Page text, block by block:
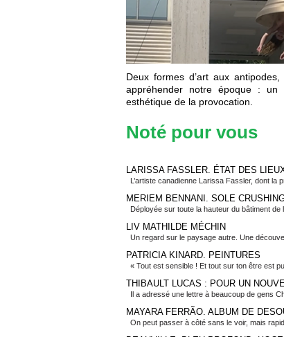
Deux formes d’art aux
appréhender notre époque :
esthétique de la provocation.
Noté pour vous
LARISSA FASSLER. ÉTAT DES
L’artiste canadienne Larissa Fassler, dont la
MERIEM BENNANI. SOLE
Déployée sur toute la hauteur du bâtiment de
LIV MATHILDE MÉCHIN
Un regard sur le paysage autre. Une
PATRICIA KINARD. PEINTURES
« Tout est sensible ! Et tout sur ton être est
THIBAULT LUCAS : POUR UN
Il a adressé une lettre à beaucoup de gens
MAYARA FERRÃO. ALBUM DE
On peut passer à côté sans le voir, mais